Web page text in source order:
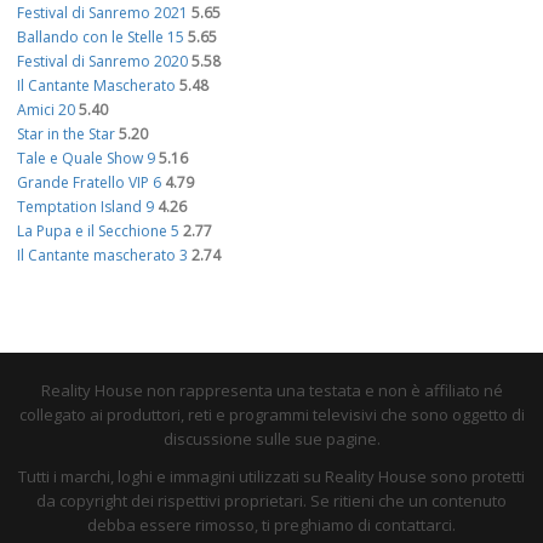
Festival di Sanremo 2021 5.65
Ballando con le Stelle 15 5.65
Festival di Sanremo 20205.58
Il Cantante Mascherato 5.48
Amici 205.40
Star in the Star5.20
Tale e Quale Show 95.16
Grande Fratello VIP 6 4.79
Temptation Island 9 4.26
La Pupa e il Secchione 5 2.77
Il Cantante mascherato 3 2.74
Reality House non rappresenta una testata e non è affiliato né
collegato ai produttori, reti e programmi televisivi che sono oggetto di
discussione sulle sue pagine.
Tutti i marchi, loghi e immagini utilizzati su Reality House sono protetti
da copyright dei rispettivi proprietari. Se ritieni che un contenuto
debba essere rimosso, ti preghiamo di contattarci.